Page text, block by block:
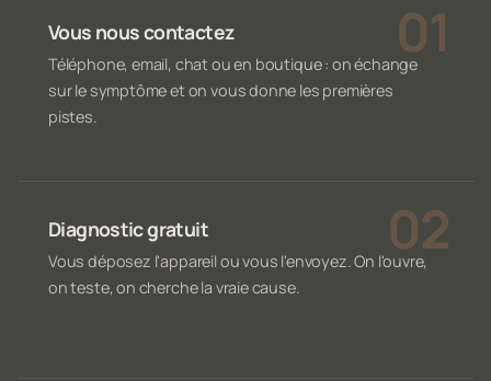
Vous nous contactez
Téléphone, email, chat ou en boutique : on échange
sur le symptôme et on vous donne les premières
pistes.
Diagnostic gratuit
Vous déposez l'appareil ou vous l'envoyez. On l'ouvre,
on teste, on cherche la vraie cause.